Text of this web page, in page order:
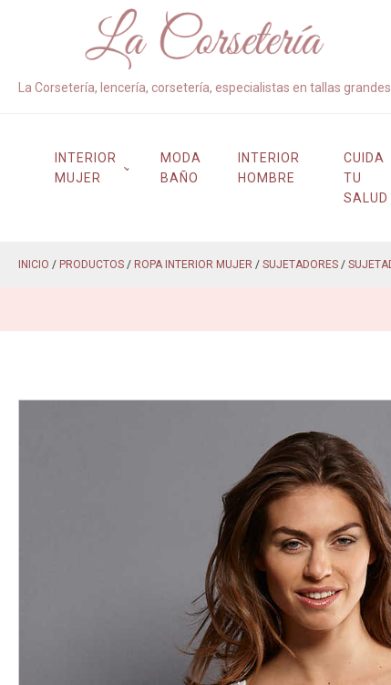
La Corsetería, lencería, corsetería, especialistas en tallas grandes
INTERIOR
MUJER
MODA
BAÑO
INTERIOR
HOMBRE
CUIDA
TU
SALUD
INICIO / PRODUCTOS / ROPA INTERIOR MUJER / SUJETADORES /